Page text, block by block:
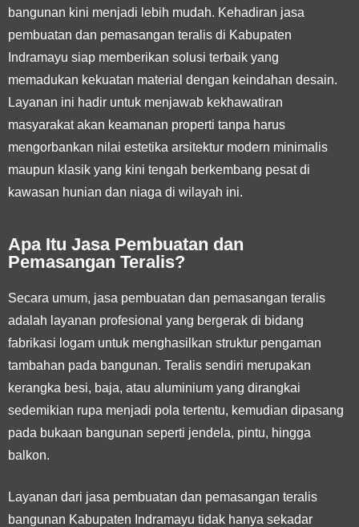
bangunan kini menjadi lebih mudah. Kehadiran jasa
pembuatan dan pemasangan teralis di Kabupaten
Indramayu siap memberikan solusi terbaik yang
memadukan kekuatan material dengan keindahan desain.
Layanan ini hadir untuk menjawab kekhawatiran
masyarakat akan keamanan properti tanpa harus
mengorbankan nilai estetika arsitektur modern minimalis
maupun klasik yang kini tengah berkembang pesat di
kawasan hunian dan niaga di wilayah ini.
Apa Itu Jasa Pembuatan dan
Pemasangan Teralis?
Secara umum, jasa pembuatan dan pemasangan teralis
adalah layanan profesional yang bergerak di bidang
fabrikasi logam untuk menghasilkan struktur pengaman
tambahan pada bangunan. Teralis sendiri merupakan
kerangka besi, baja, atau aluminium yang dirangkai
sedemikian rupa menjadi pola tertentu, kemudian dipasang
pada bukaan bangunan seperti jendela, pintu, hingga
balkon.
Layanan dari jasa pembuatan dan pemasangan teralis
bangunan Kabupaten Indramayu tidak hanya sekadar